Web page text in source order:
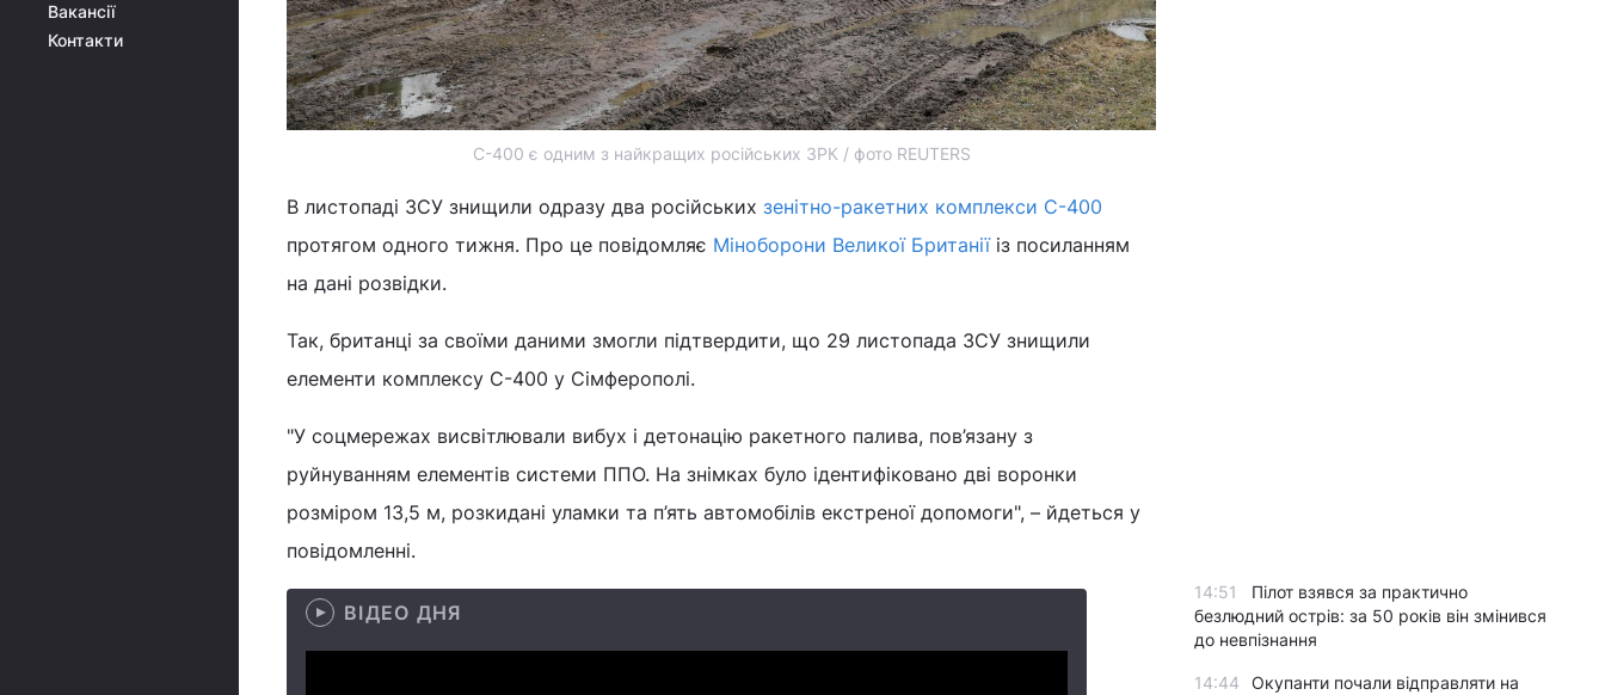
Вакансії
Контакти
С-400 є одним з найкращих російських ЗРК / фото REUTERS
В листопаді ЗСУ знищили одразу два російських зенітно-ракетних комплекси С-400
протягом одного тижня. Про це повідомляє Міноборони Великої Британіїіз посиланням
на дані розвідки.
Так, британці за своїми даними змогли підтвердити, що 29 листопада ЗСУ знищили
елементи комплексу С-400 у Сімферополі.
"У соцмережах висвітлювали вибух і детонацію ракетного палива, пов’язану з
руйнуванням елементів системи ППО. На знімках було ідентифіковано дві воронки
розміром 13,5 м, розкидані уламки та п’ять автомобілів екстреної допомоги", – йдеться у
повідомленні.
ВІДЕО ДНЯ
14:51
Пілот взявся за практично
безлюдний острів: за 50 років він змінився
до невпізнання
14:44
Окупанти почали відправляти на